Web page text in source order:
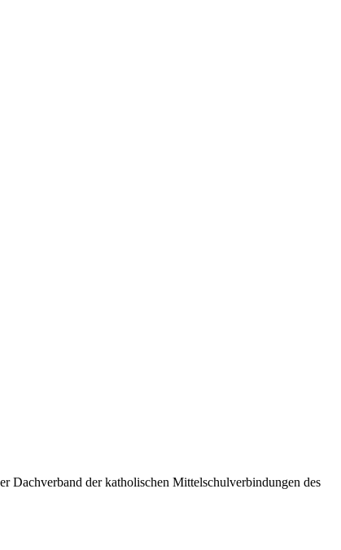
Dachverband der katholischen Mittelschulverbindungen des